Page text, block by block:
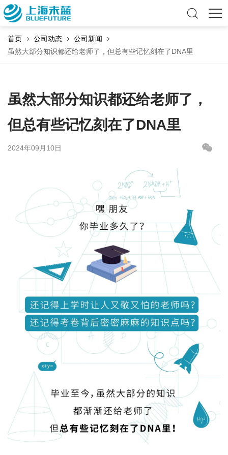
首页 公司动态
公司新闻
虽然大部分知识都还给老师了，但总有些记忆刻在了DNA里
虽然大部分知识都还给老师了，
但总有些记忆刻在了DNA里
2024年09月10日